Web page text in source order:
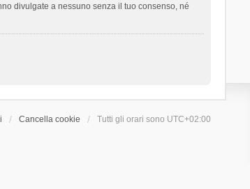
divulgate a nessuno senza il tuo consenso, né
Cancella cookie Tutti gli orari sono UTC+02:00